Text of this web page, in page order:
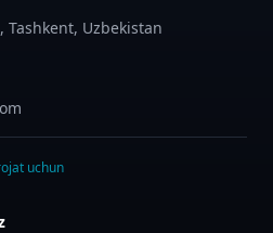
Tashkent, Uzbekistan
uchun